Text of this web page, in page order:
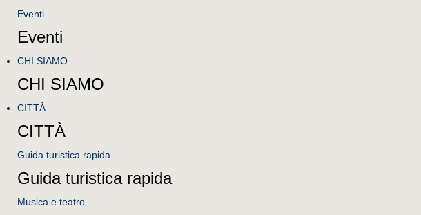
Eventi
Eventi
CHI SIAMO
CHI SIAMO
CITTÀ
CITTÀ
Guida turistica rapida
Guida turistica rapida
Musica e teatro